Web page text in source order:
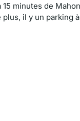
15 minutes de
il y un parking